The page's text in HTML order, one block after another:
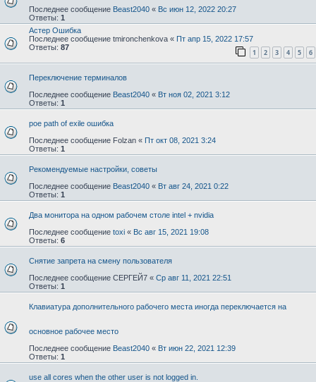
Последнее сообщение Beast2040 « Вс июн 12, 2022 20:27
Ответы: 1
Астер Ошибка
Последнее сообщение tmironchenkova « Пт апр 15, 2022 17:57
Ответы: 87
1 2 3 4 5 6
Переключение терминалов
Последнее сообщение Beast2040 « Вт ноя 02, 2021 3:12
Ответы: 1
poe path of exile ошибка
Последнее сообщение Folzan « Пт окт 08, 2021 3:24
Ответы: 1
Рекомендуемые настройки, советы
Последнее сообщение Beast2040 « Вт авг 24, 2021 0:22
Ответы: 1
Два монитора на одном рабочем столе intel + nvidia
Последнее сообщение toxi « Вс авг 15, 2021 19:08
Ответы: 6
Снятие запрета на смену пользователя
Последнее сообщение СЕРГЕЙ7 « Ср авг 11, 2021 22:51
Ответы: 1
Клавиатура дополнительного рабочего места иногда переключается на
основное рабочее место
Последнее сообщение Beast2040 « Вт июн 22, 2021 12:39
Ответы: 1
use all cores when the other user is not logged in.